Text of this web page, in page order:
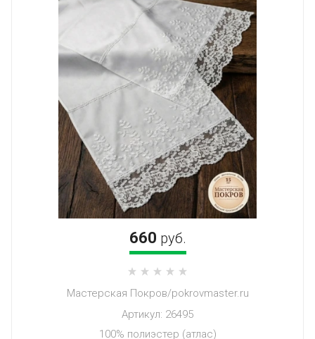
660 руб.
Мастерская Покров/pokrovmaster.ru
Артикул: 26495
100% полиэстер (атлас)